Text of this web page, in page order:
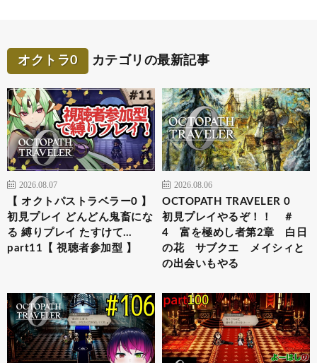
オクトラ0 カテゴリの最新記事
2026.08.07
【 オクトパストラベラー0 】
初見プレイ どんどん鬼畜にな
る 縛りプレイ たすけて…
part11【 視聴者参加型 】
2026.08.06
OCTOPATH TRAVELER 0
初見プレイやるぞ！！ ＃
4 富を極めし者第2章 白日
の花 サブクエ メイシィと
の出会いもやる